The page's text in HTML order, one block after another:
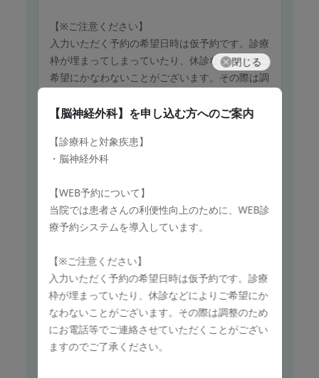
【※ご注意ください】
入力いただく予約の希望日時は仮予約です。診療
枠が埋まってしまっていたり、休診などによりご
希望にかなわないことがございます。その際は調
がございますが、ご了承ください。
日、年末年始（12月29日から１月３日）は休診
日となりますのでご注意ください。
このメニューで申し込む
保険診療
【外科】
▼WEB予約について
当院では患者さんの利便性向上のため、WEB診
療予約システムを導入しています。
閉じる
【脳神経外科】 を申し込む方へのご案内
【診療科と対象疾患】
・脳神経外科
【WEB予約について】
当院では患者さんの利便性向上のために、WEB診
療予約システムを導入しています。
【※ご注意ください】
入力いただく予約の希望日時は仮予約です。診療
枠が埋まっていたり、休診などによりご希望にか
なわないことがございます。その際は調整のため
にお電話等でご連絡させていただくことがござい
ますのでご了承ください。